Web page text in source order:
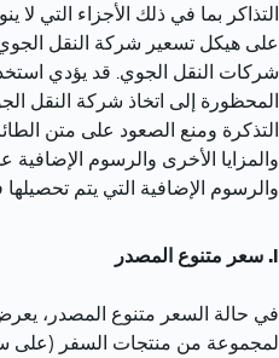
التذاكر بما في ذلك الأجزاء التي لا
على هيكل تسعير شركة النقل
شركات النقل الجوي. قد يؤدي
المحظورة إلى اتخاذ شركة النقل
التذكرة ومنع الصعود على متن
والمزايا الأخرى والرسوم
والرسوم الإضافية التي يتم تحصيلها
سعر متنوع المصدر
في حالة السعر متنوع المصدر، يعرض
لمجموعة من منتجات السفر (على